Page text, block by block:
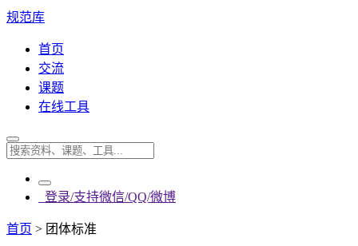
规范库
首页
交流
课题
在线工具
登录/支持微信/QQ/微博
首页 > 团体标准